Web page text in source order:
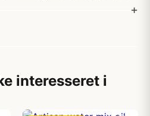
interesseret i